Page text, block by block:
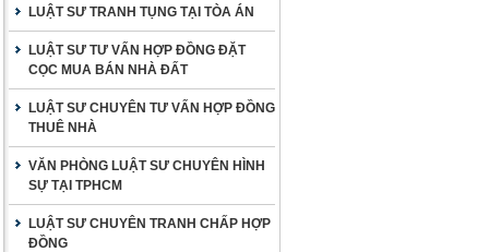
LUẬT SƯ TRANH TỤNG TẠI TÒA ÁN
LUẬT SƯ TƯ VẤN HỢP ĐỒNG ĐẶT
CỌC MUA BÁN NHÀ ĐẤT
LUẬT SƯ CHUYÊN TƯ VẤN HỢP ĐỒNG
THUÊ NHÀ
VĂN PHÒNG LUẬT SƯ CHUYÊN HÌNH
SỰ TẠI TPHCM
LUẬT SƯ CHUYÊN TRANH CHẤP HỢP
ĐỒNG